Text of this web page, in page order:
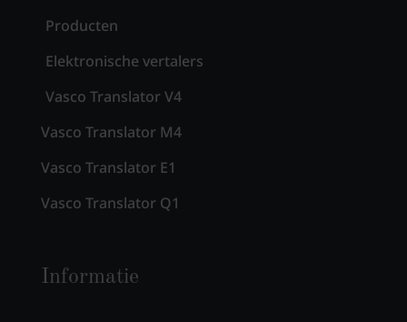
Producten
Elektronische vertalers
Vasco Translator V4
Vasco Translator M4
Vasco Translator E1
Vasco Translator Q1
Informatie